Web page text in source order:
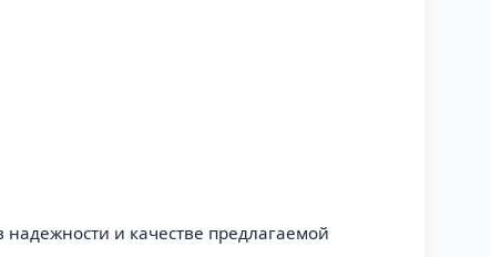
и качестве предлагаемой